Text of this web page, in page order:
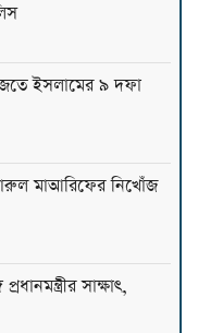
ইসলামের ৯ দফা
মাআরিফের নিখোঁজ
সাক্ষাৎ,